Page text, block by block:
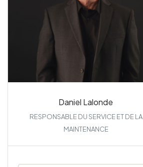
Daniel Lalonde
RESPONSABLE DU SERVICE ET DE LA
MAINTENANCE